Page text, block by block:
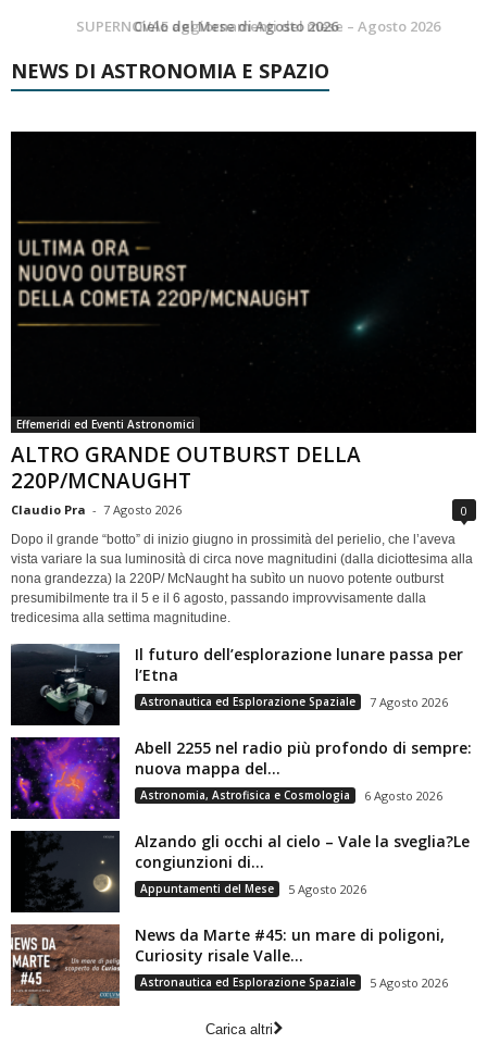
SUPERNOVAE aggiornamenti del mese – Agosto 2026
Le Comete del mese di Agosto: LA 10P/TEMPEL AL PERIELIO
NEWS DI ASTRONOMIA E SPAZIO
Effemeridi ed Eventi Astronomici
ALTRO GRANDE OUTBURST DELLA
220P/MCNAUGHT
Claudio Pra - 7 Agosto 2026 0
Dopo il grande “botto” di inizio giugno in prossimità del perielio, che l’aveva
vista variare la sua luminosità di circa nove magnitudini (dalla diciottesima alla
nona grandezza) la 220P/ McNaught ha subìto un nuovo potente outburst
presumibilmente tra il 5 e il 6 agosto, passando improvvisamente dalla
tredicesima alla settima magnitudine.
Il futuro dell’esplorazione lunare passa per
l’Etna
Astronautica ed Esplorazione Spaziale 7 Agosto 2026
Abell 2255 nel radio più profondo di sempre:
nuova mappa del...
Astronomia, Astrofisica e Cosmologia 6 Agosto 2026
Alzando gli occhi al cielo – Vale la sveglia?Le
congiunzioni di...
Appuntamenti del Mese 5 Agosto 2026
News da Marte #45: un mare di poligoni,
Curiosity risale Valle...
Astronautica ed Esplorazione Spaziale 5 Agosto 2026
Carica altri